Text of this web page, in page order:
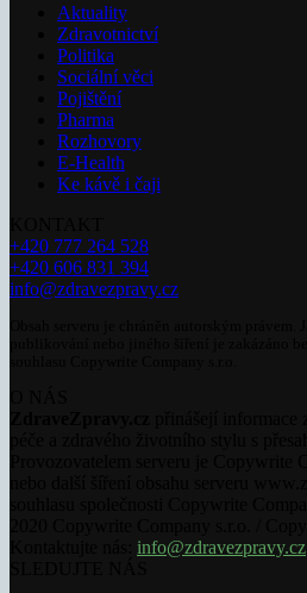
Aktuality
Zdravotnictví
Politika
Sociální věci
Pojištění
Pharma
Rozhovory
E-Health
Ke kávě i čaji
+420 777 264 528
+420 606 831 394
info@zdravezpravy.cz
info@zdravezpravy.cz